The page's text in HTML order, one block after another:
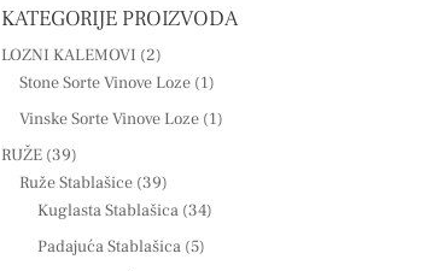
KATEGORIJE PROIZVODA
LOZNI KALEMOVI (2)
Stone Sorte Vinove Loze (1)
Vinske Sorte Vinove Loze (1)
RUŽE (39)
Ruže Stablašice (39)
Kuglasta Stablašica (34)
Padajuća Stablašica (5)